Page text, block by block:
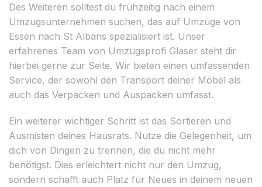
Des Weiteren solltest du frühzeitig nach einem
Umzugsunternehmen suchen, das auf Umzüge von
Essen nach St Albans spezialisiert ist. Unser
erfahrenes Team von Umzugsprofi Glaser steht dir
hierbei gerne zur Seite. Wir bieten einen umfassenden
Service, der sowohl den Transport deiner Möbel als
auch das Verpacken und Auspacken umfasst.
Ein weiterer wichtiger Schritt ist das Sortieren und
Ausmisten deines Hausrats. Nutze die Gelegenheit, um
dich von Dingen zu trennen, die du nicht mehr
benötigst. Dies erleichtert nicht nur den Umzug,
sondern schafft auch Platz für Neues in deinem neuen